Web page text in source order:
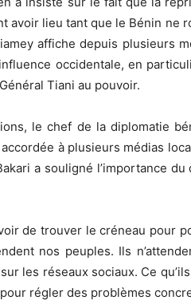
avoir lieu tant que le Bénin ne
affiche depuis plusieurs
occidentale, en
Tiani au pouvoir.
le chef de la diplomatie
à plusieurs médias
a souligné l’importance
de trouver le créneau pour
nos peuples. Ils
les réseaux sociaux. Ce
régler des problèmes